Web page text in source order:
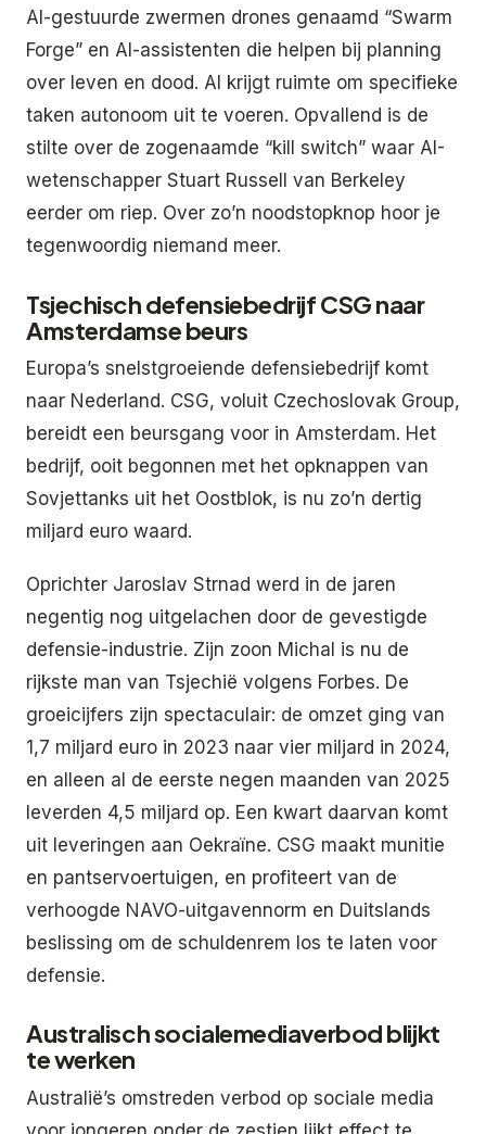
AI-gestuurde zwermen drones genaamd “Swarm
Forge” en AI-assistenten die helpen bij planning
over leven en dood. AI krijgt ruimte om specifieke
taken autonoom uit te voeren. Opvallend is de
stilte over de zogenaamde “kill switch” waar AI-
wetenschapper Stuart Russell van Berkeley
eerder om riep. Over zo’n noodstopknop hoor je
tegenwoordig niemand meer.
Tsjechisch defensiebedrijf CSG naar
Amsterdamse beurs
Europa’s snelstgroeiende defensiebedrijf komt
naar Nederland. CSG, voluit Czechoslovak Group,
bereidt een beursgang voor in Amsterdam. Het
bedrijf, ooit begonnen met het opknappen van
Sovjettanks uit het Oostblok, is nu zo’n dertig
miljard euro waard.
Oprichter Jaroslav Strnad werd in de jaren
negentig nog uitgelachen door de gevestigde
defensie-industrie. Zijn zoon Michal is nu de
rijkste man van Tsjechië volgens Forbes. De
groeicijfers zijn spectaculair: de omzet ging van
1,7 miljard euro in 2023 naar vier miljard in 2024,
en alleen al de eerste negen maanden van 2025
leverden 4,5 miljard op. Een kwart daarvan komt
uit leveringen aan Oekraïne. CSG maakt munitie
en pantservoertuigen, en profiteert van de
verhoogde NAVO-uitgavennorm en Duitslands
beslissing om de schuldenrem los te laten voor
defensie.
Australisch socialemediaverbod blijkt
te werken
Australië’s omstreden verbod op sociale media